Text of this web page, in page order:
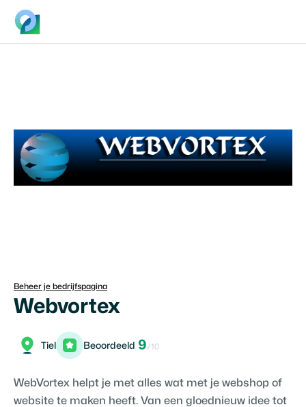
Beheer je bedrijfspagina
Webvortex
Tiel Beoordeeld 9/10
WebVortex helpt je met alles wat met je webshop of
website te maken heeft. Van een gloednieuw idee tot